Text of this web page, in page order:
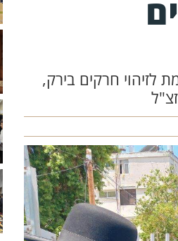
לזיהוי חרקים בירק,